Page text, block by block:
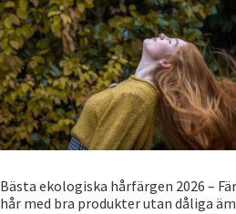
Bästa ekologiska hårfärgen 2026 –
hår med bra produkter utan dåliga